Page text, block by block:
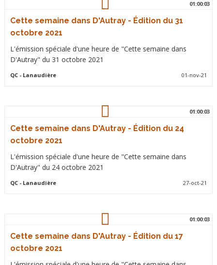
01:00:03
Cette semaine dans D'Autray - Édition du 31
octobre 2021
L'émission spéciale d'une heure de "Cette semaine dans
D'Autray" du 31 octobre 2021
QC- Lanaudière 01-nov-21
01:00:03
Cette semaine dans D'Autray - Édition du 24
octobre 2021
L'émission spéciale d'une heure de "Cette semaine dans
D'Autray" du 24 octobre 2021
QC- Lanaudière 27-oct-21
01:00:03
Cette semaine dans D'Autray - Édition du 17
octobre 2021